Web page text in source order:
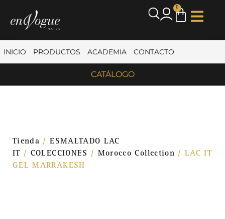
0
INICIO PRODUCTOS ACADEMIA CONTACTO
CATÁLOGO
Tienda /ESMALTADO LAC
IT / COLECCIONES / Morocco Collection / LAC IT
GEL MARRAKESH